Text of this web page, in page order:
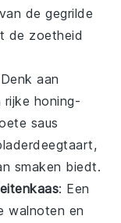
van degegrilde
de zoetheid
aan
rijke honing-
saus
,
smaken biedt.
: Een
walnoten en